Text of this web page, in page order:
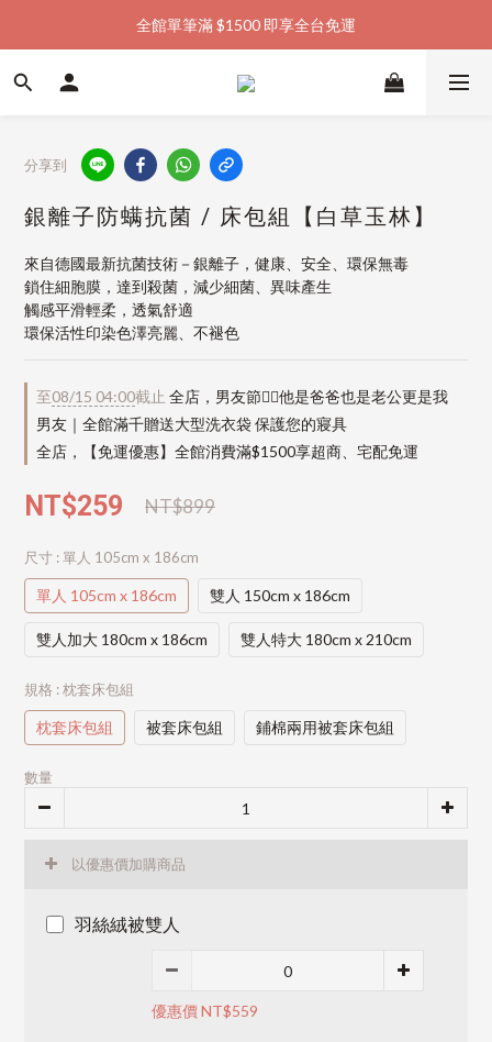
加入會員購物金  馬上領  馬上折
全館單筆滿 $1500 即享全台免運
加入會員購物金  馬上領  馬上折
分享到
銀離子防螨抗菌 / 床包組【白草玉林】
來自德國最新抗菌技術－銀離子，健康、安全、環保無毒
鎖住細胞膜，達到殺菌，減少細菌、異味產生
觸感平滑輕柔，透氣舒適
環保活性印染色澤亮麗、不褪色
至08/15 04:00截止 全店，男友節👱‍♂️他是爸爸也是老公更是我
男友｜全館滿千贈送大型洗衣袋 保護您的寢具
全店，【免運優惠】全館消費滿$1500享超商、宅配免運
NT$899
NT$259
尺寸 : 單人 105cm x 186cm
單人 105cm x 186cm 雙人 150cm x 186cm
雙人加大 180cm x 186cm 雙人特大 180cm x 210cm
規格 : 枕套床包組
枕套床包組 被套床包組 鋪棉兩用被套床包組
數量
以優惠價加購商品
羽絲絨被雙人
優惠價 NT$559